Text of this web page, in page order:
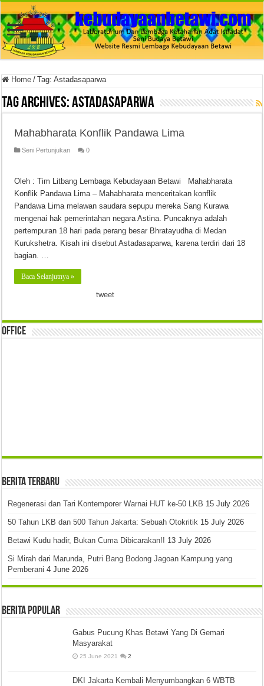
Home / Tag:Astadasaparwa
Tag Archives:Astadasaparwa
Mahabharata Konflik Pandawa Lima
Seni Pertunjukan 0
Oleh : Tim Litbang Lembaga Kebudayaan Betawi Mahabharata
Konflik Pandawa Lima – Mahabharata menceritakan konflik
Pandawa Lima melawan saudara sepupu mereka Sang Kurawa
mengenai hak pemerintahan negara Astina. Puncaknya adalah
pertempuran 18 hari pada perang besar Bhratayudha di Medan
Kurukshetra. Kisah ini disebut Astadasaparwa, karena terdiri dari 18
bagian. …
Baca Selanjutnya »
tweet
Office
Berita Terbaru
Regenerasi dan Tari Kontemporer Warnai HUT ke-50 LKB 15 July 2026
50 Tahun LKB dan 500 Tahun Jakarta: Sebuah Otokritik 15 July 2026
Betawi Kudu hadir, Bukan Cuma Dibicarakan!! 13 July 2026
Si Mirah dari Marunda, Putri Bang Bodong Jagoan Kampung yang
Pemberani 4 June 2026
Berita Popular
Gabus Pucung Khas Betawi Yang Di Gemari
Masyarakat
25 June 2021 2
DKI Jakarta Kembali Menyumbangkan 6 WBTB